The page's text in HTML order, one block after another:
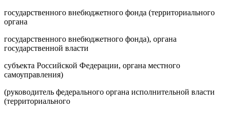
государственного внебюджетного фонда (территориального
органа
государственного внебюджетного фонда), органа
государственной власти
субъекта Российской Федерации, органа местного
самоуправления)
(руководитель федерального органа исполнительной власти
(территориального